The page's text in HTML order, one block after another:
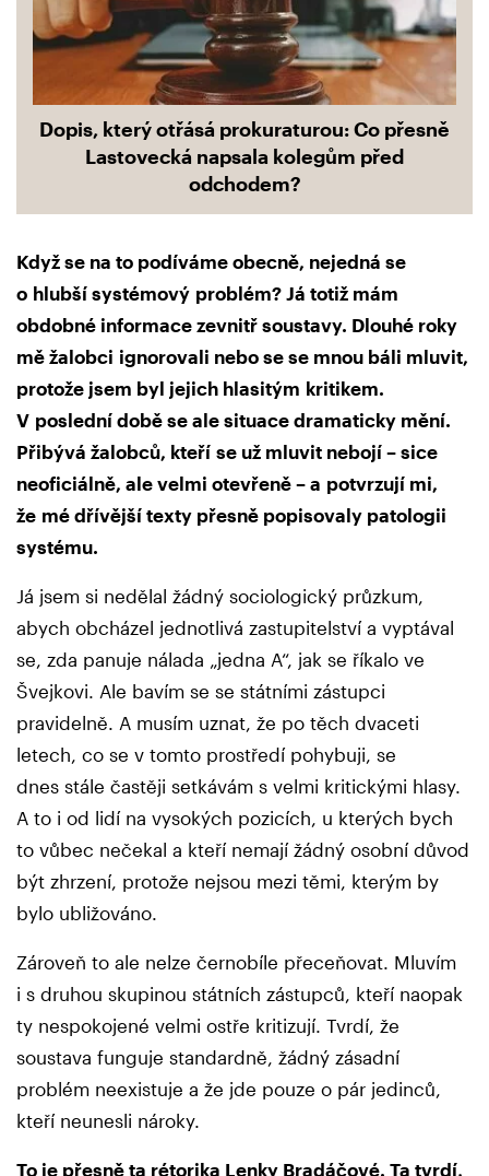
Dopis, který otřásá prokuraturou: Co přesně
Lastovecká napsala kolegům před
odchodem?
Když se na to podíváme obecně, nejedná se
o hlubší systémový problém? Já totiž mám
obdobné informace zevnitř soustavy. Dlouhé roky
mě žalobci ignorovali nebo se se mnou báli mluvit,
protože jsem byl jejich hlasitým kritikem.
V poslední době se ale situace dramaticky mění.
Přibývá žalobců, kteří se už mluvit nebojí – sice
neoficiálně, ale velmi otevřeně – a potvrzují mi,
že mé dřívější texty přesně popisovaly patologii
systému.
Já jsem si nedělal žádný sociologický průzkum,
abych obcházel jednotlivá zastupitelství a vyptával
se, zda panuje nálada „jedna A“, jak se říkalo ve
Švejkovi. Ale bavím se se státními zástupci
pravidelně. A musím uznat, že po těch dvaceti
letech, co se v tomto prostředí pohybuji, se
dnes stále častěji setkávám s velmi kritickými hlasy.
A to i od lidí na vysokých pozicích, u kterých bych
to vůbec nečekal a kteří nemají žádný osobní důvod
být zhrzení, protože nejsou mezi těmi, kterým by
bylo ubližováno.
Zároveň to ale nelze černobíle přeceňovat. Mluvím
i s druhou skupinou státních zástupců, kteří naopak
ty nespokojené velmi ostře kritizují. Tvrdí, že
soustava funguje standardně, žádný zásadní
problém neexistuje a že jde pouze o pár jedinců,
kteří neunesli nároky.
To je přesně ta rétorika Lenky Bradáčové. Ta tvrdí,